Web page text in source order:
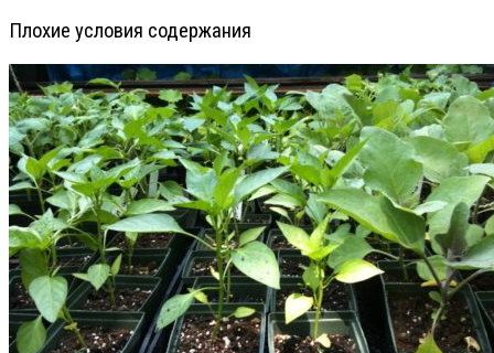
Плохие условия содержания